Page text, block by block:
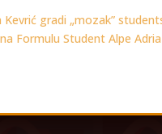
Kevrić gradi „mozak”
Formulu Student Alpe Adria